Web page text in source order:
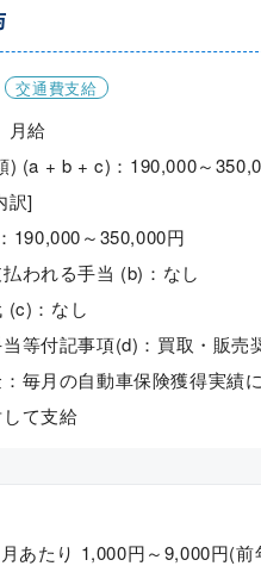
交通費支給
月給
) (a + b + c)：190,000～
訳]
190,000～350,000円
われる手当 (b)：なし
(c)：なし
等付記事項(d)：買取・販
毎月の自動車保険獲得実
て支給
あたり 1,000円～9,000円(前